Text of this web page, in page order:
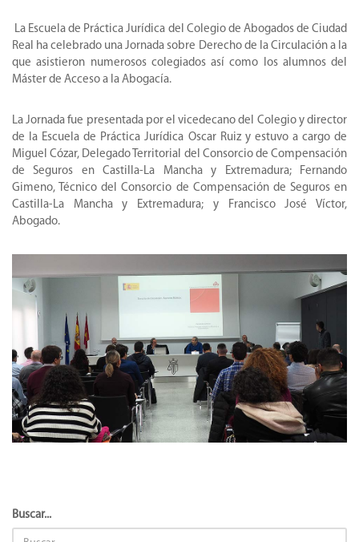
La Escuela de Práctica Jurídica del Colegio de Abogados de Ciudad
Real ha celebrado una Jornada sobre Derecho de la Circulación a la
que asistieron numerosos colegiados así como los alumnos del
Máster de Acceso a la Abogacía.
La Jornada fue presentada por el vicedecano del Colegio y director
de la Escuela de Práctica Jurídica Oscar Ruiz y estuvo a cargo de
Miguel Cózar, Delegado Territorial del Consorcio de Compensación
de Seguros en Castilla-La Mancha y Extremadura; Fernando
Gimeno, Técnico del Consorcio de Compensación de Seguros en
Castilla-La Mancha y Extremadura; y Francisco José Víctor,
Abogado.
Buscar...